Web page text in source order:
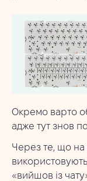
Окремо варто
адже тут знов
Через те, що на
«вийшов із